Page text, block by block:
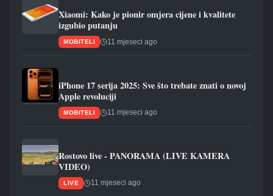
Xiaomi: Kako je pionir omjera cijene i kvalitete
izgubio putanju
MOBITELI 11 mjeseci ago
iPhone 17 serija 2025: Sve što trebate znati o novoj
Apple revoluciji
MOBITELI 11 mjeseci ago
Rostovo live - PANORAMA (LIVE KAMERA
VIDEO)
LIVE 11 mjeseci ago